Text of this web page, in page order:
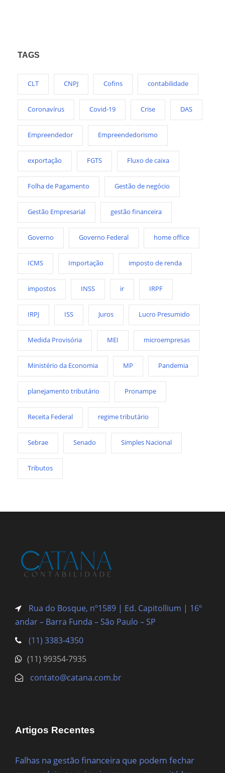
TAGS
CLT CNPJ Cofins contabilidade
Coronavírus Covid-19 Crise DAS
Empreendedor Empreendedorismo
exportação FGTS Fluxo de caixa
Folha de Pagamento Gestão de negócio
Gestão Empresarial gestão financeira
Governo Governo Federal home office
ICMS Importação imposto de renda
impostos INSS ir IRPF
IRPJ ISS Juros Lucro Presumido
Medida Provisória MEI microempresas
Ministério da Economia MP Pandemia
planejamento tributário Pronampe
Receita Federal regime tributário
Sebrae Senado Simples Nacional
Tributos
Rua do Bosque, nº1589 | Ed. Capitollium | 16º
andar – Barra Funda – São Paulo – SP
(11) 3383-4350
(11) 99354-7935
contato@catana.com.br
Artigos Recentes
Falhas na gestão financeira que podem fechar